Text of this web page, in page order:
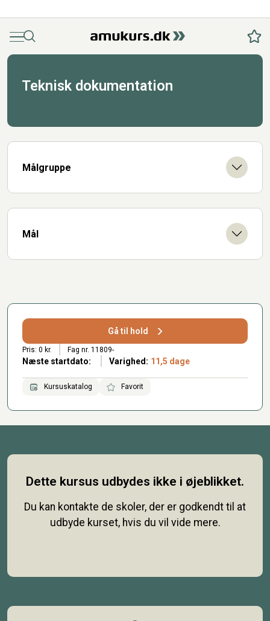
MenuSøg
Teknisk dokumentation
Målgruppe
Mål
Gå til hold
Pris: 0 kr. Fag nr. 11809-
Næste startdato: Varighed: 11,5 dage
Kursuskatalog Favorit
Dette kursus udbydes ikke i øjeblikket.
Du kan kontakte de skoler, der er godkendt til at
udbyde kurset, hvis du vil vide mere.